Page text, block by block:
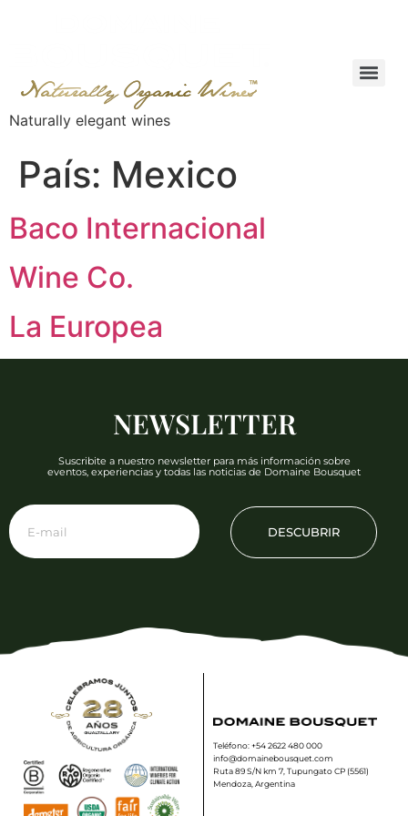
Naturally elegant wines
País: Mexico
Baco Internacional
Wine Co.
La Europea
NEWSLETTER
Suscribite a nuestro newsletter para más información sobre
eventos, experiencias y todas las noticias de Domaine Bousquet
DESCUBRIR
Teléfono: +54 2622 480 000
info@domainebousquet.com
Ruta 89 S/N km 7, Tupungato CP (5561)
Mendoza, Argentina